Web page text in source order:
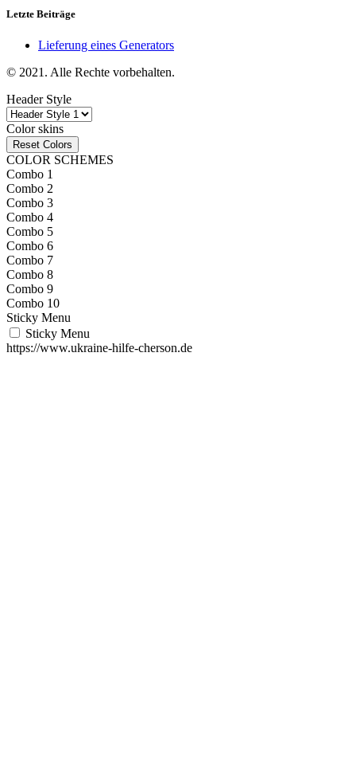
Letzte Beiträge
Lieferung eines Generators
© 2021. Alle Rechte vorbehalten.
Header Style
Color skins
Reset Colors
COLOR SCHEMES
Combo 1
Combo 2
Combo 3
Combo 4
Combo 5
Combo 6
Combo 7
Combo 8
Combo 9
Combo 10
Sticky Menu
Sticky Menu
https://www.ukraine-hilfe-cherson.de